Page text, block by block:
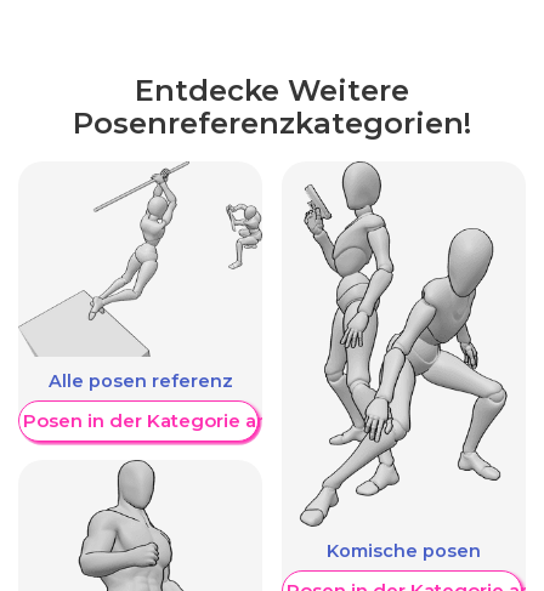
Entdecke Weitere
Posenreferenzkategorien!
Alle posen referenz
Posen in der Kategorie anzeigen
Komische posen